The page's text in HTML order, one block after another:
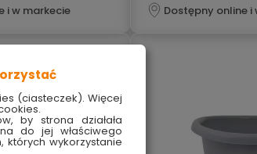
i w markecie Dostępny online i
(ciasteczek). Więcej
by strona działała
do jej właściwego
których wykorzystanie